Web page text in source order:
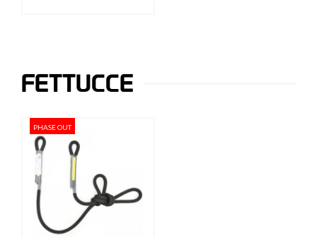
FETTUCCE
PHASE OUT